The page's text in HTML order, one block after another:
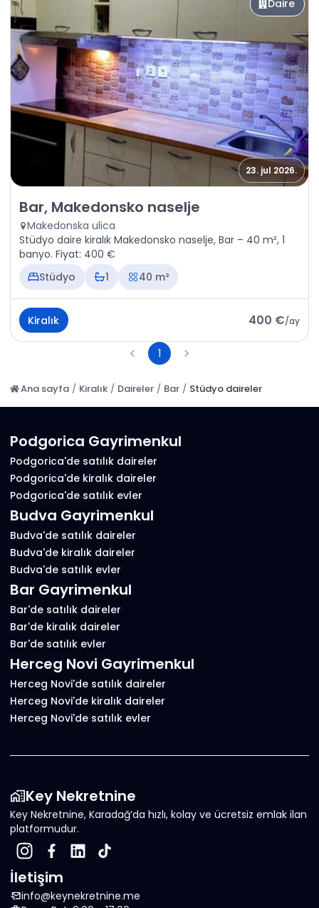
Daire
23. jul 2026.
Kiralık - Daire Bar, Makedonsko naselje
Bar, Makedonsko naselje
Makedonska ulica
Stüdyo daire kiralık Makedonsko naselje, Bar – 40 m², 1
banyo. Fiyat: 400 €
Stüdyo
1 40 m²
Kiralık 400 €/ay
1
Ana sayfa / Kiralık / Daireler / Bar / Stüdyo daireler
Podgorica Gayrimenkul
Podgorica'de satılık daireler
Podgorica'de kiralık daireler
Podgorica'de satılık evler
Budva Gayrimenkul
Budva'de satılık daireler
Budva'de kiralık daireler
Budva'de satılık evler
Bar Gayrimenkul
Bar'de satılık daireler
Bar'de kiralık daireler
Bar'de satılık evler
Herceg Novi Gayrimenkul
Herceg Novi'de satılık daireler
Herceg Novi'de kiralık daireler
Herceg Novi'de satılık evler
Key Nekretnine
Key Nekretnine, Karadağ’da hızlı, kolay ve ücretsiz emlak ilan
platformudur.
İletişim
info@keynekretnine.me